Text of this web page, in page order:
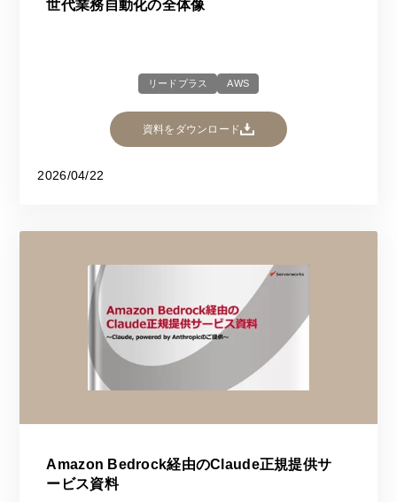
世代業務自動化の全体像
リードプラス AWS
資料をダウンロード
2026/04/22
Amazon Bedrock経由のClaude正規提供サ
ービス資料